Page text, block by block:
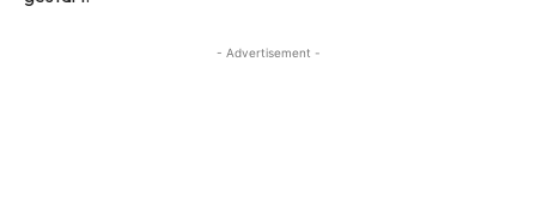
- Advertisement -